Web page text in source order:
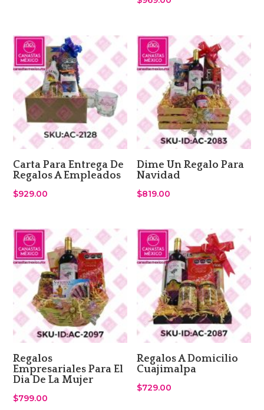
Carta Para Entrega De
Regalos A Empleados
$929.00
Dime Un Regalo Para
Navidad
$819.00
Regalos
Empresariales Para El
Dia De La Mujer
$799.00
Regalos A Domicilio
Cuajimalpa
$729.00